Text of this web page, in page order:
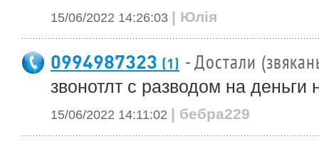
15/06/2022 14:26:03 | Юлія
0994987323 (1) - Достали
звонотлт с разводом на деньги
15/06/2022 14:11:02 | бебра229